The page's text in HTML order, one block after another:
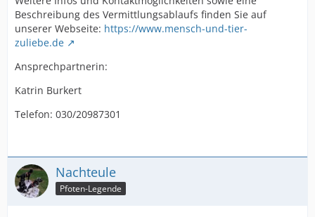
Beschreibung des Vermittlungsablaufs finden Sie auf
unserer Webseite: https://www.mensch-und-tier-
zuliebe.de
Ansprechpartnerin:
Katrin Burkert
Telefon: 030/20987301
Nachteule
Pfoten-Legende